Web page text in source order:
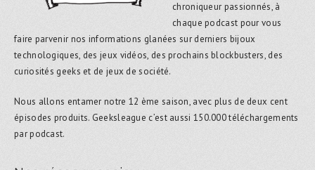
chroniqueur passionnés, à
chaque podcast pour vous
faire parvenir nos informations glanées sur derniers bijoux
technologiques, des jeux vidéos, des prochains blockbusters, des
curiosités geeks et de jeux de société.
Nous allons entamer notre 12 ème saison, avec plus de deux cent
épisodes produits. Geeksleague c’est aussi 150.000 téléchargements
par podcast.